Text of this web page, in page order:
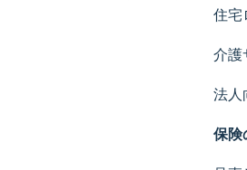
住宅
介護
法人
保険